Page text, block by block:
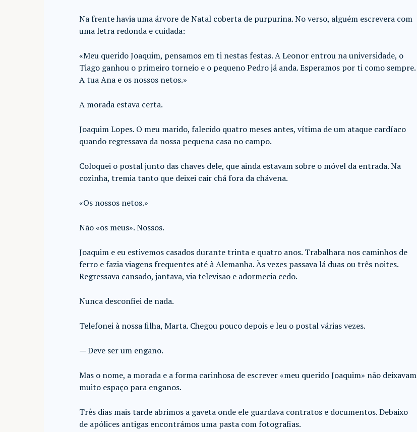
Na frente havia uma árvore de Natal coberta de purpurina. No verso, alguém escrevera com
uma letra redonda e cuidada:
«Meu querido Joaquim, pensamos em ti nestas festas. A Leonor entrou na universidade, o
Tiago ganhou o primeiro torneio e o pequeno Pedro já anda. Esperamos por ti como sempre.
A tua Ana e os nossos netos.»
A morada estava certa.
Joaquim Lopes. O meu marido, falecido quatro meses antes, vítima de um ataque cardíaco
quando regressava da nossa pequena casa no campo.
Coloquei o postal junto das chaves dele, que ainda estavam sobre o móvel da entrada. Na
cozinha, tremia tanto que deixei cair chá fora da chávena.
«Os nossos netos.»
Não «os meus». Nossos.
Joaquim e eu estivemos casados durante trinta e quatro anos. Trabalhara nos caminhos de
ferro e fazia viagens frequentes até à Alemanha. Às vezes passava lá duas ou três noites.
Regressava cansado, jantava, via televisão e adormecia cedo.
Nunca desconfiei de nada.
Telefonei à nossa filha, Marta. Chegou pouco depois e leu o postal várias vezes.
— Deve ser um engano.
Mas o nome, a morada e a forma carinhosa de escrever «meu querido Joaquim» não deixavam
muito espaço para enganos.
Três dias mais tarde abrimos a gaveta onde ele guardava contratos e documentos. Debaixo
de apólices antigas encontrámos uma pasta com fotografias.